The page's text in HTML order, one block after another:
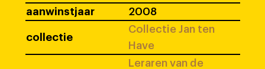
aanwinstjaar
2008
collectie
Collectie Jan ten
Have
Leraren van de